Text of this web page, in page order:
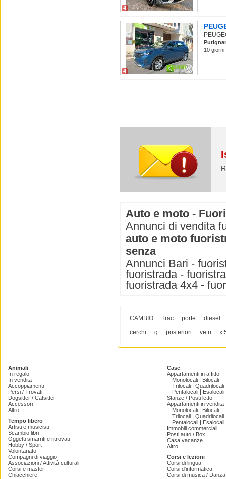
4
4
10
Auto e moto -
Annunci di vendita
auto e moto
senza
Annunci Bari -
fuoristrada -
fuoristrada 4x4 -
CAMBIO Trac porte
diesel
cerchi
g posteriori vetri x
Animali
In regalo
In vendita
Accoppiamenti
Persi / Trovati
Dogsitter / Catsitter
Accessori
Altro
Tempo libero
Artisti e musicisti
Scambio libri
Oggetti smarriti e ritrovati
Hobby / Sport
Volontariato
Compagni di viaggio
Associazioni / Attività culturali
Corsi e master
Chiacchiere
Case
Appartamenti in affitto
Monolocali
Bilocali
Trilocali
Quadrilocali
Pentalocali
Esalocali
Stanze / Posti letto
Appartamenti in vendita
Monolocali
Bilocali
Trilocali
Quadrilocali
Pentalocali
Esalocali
Immobili commerciali
Posti auto / Box
Casa vacanze
Altro
Corsi e lezioni
Corsi di lingua
Corsi d'informatica
Corsi di musica /